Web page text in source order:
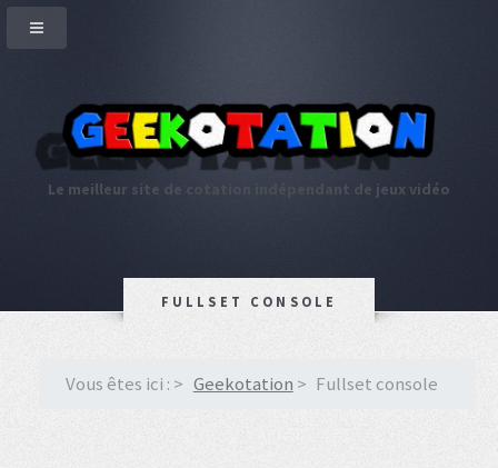
Le meilleur site de cotation indépendant de jeux vidéo
FULLSET CONSOLE
Vous êtes ici : Geekotation Fullset console